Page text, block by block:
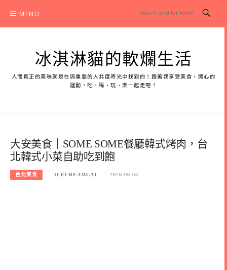
content
MENU
冰淇淋貓的軟爛生活
人間真正的美味就是在與重要的人共度時光中找到的！跟著我享受美食，開心的
運動，吃、喝、玩、樂一起走吧！
大安美食｜SOME SOME餐廳韓式烤肉，台
北韓式小菜自助吃到飽
台北美食 ICECREAMCAT 2026-06-03